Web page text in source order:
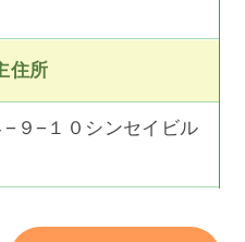
住所
９−１０シンセイビル